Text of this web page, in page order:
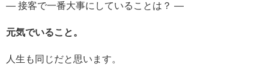
— 接客で一番大事にしていることは？ —
元気でいること。
人生も同じだと思います。